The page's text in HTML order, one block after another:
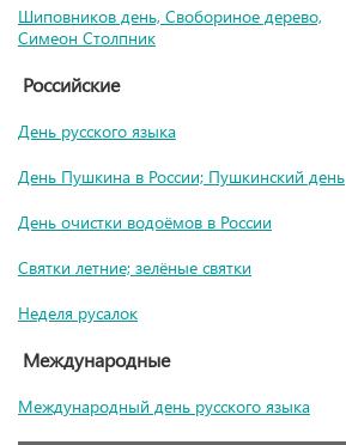
Шиповников день, Свобориное дерево,
Симеон Столпник
Российские
День русского языка
День Пушкина в России; Пушкинский день
День очистки водоёмов в России
Святки летние; зелёные святки
Неделя русалок
Международные
Международный день русского языка